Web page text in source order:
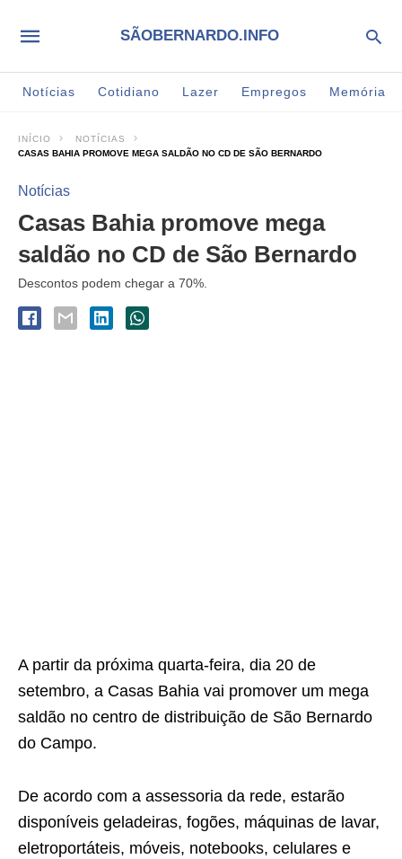
SÃOBERNARDO.INFO
Notícias Cotidiano Lazer Empregos Memória
INÍCIO
NOTÍCIAS
CASAS BAHIA PROMOVE MEGA SALDÃO NO CD DE SÃO BERNARDO
Notícias
Casas Bahia promove mega
saldão no CD de São Bernardo
Descontos podem chegar a 70%.
A partir da próxima quarta-feira, dia 20 de
setembro, a Casas Bahia vai promover um mega
saldão no centro de distribuição de São Bernardo
do Campo.
De acordo com a assessoria da rede, estarão
disponíveis geladeiras, fogões, máquinas de lavar,
eletroportáteis, móveis, notebooks, celulares e